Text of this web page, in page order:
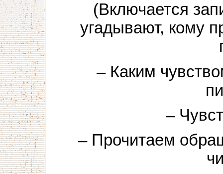
(Включается
угадывают, кому
– Каким
–
– Прочитаем